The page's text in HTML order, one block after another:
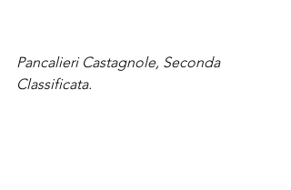
Pancalieri Castagnole, Seconda
Classificata.